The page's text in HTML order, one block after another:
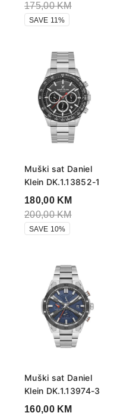
175,00KM
SAVE 11%
Muški sat Daniel
Klein DK.1.13852-1
180,00 KM
200,00KM
SAVE 10%
Muški sat Daniel
Klein DK.1.13974-3
160,00 KM